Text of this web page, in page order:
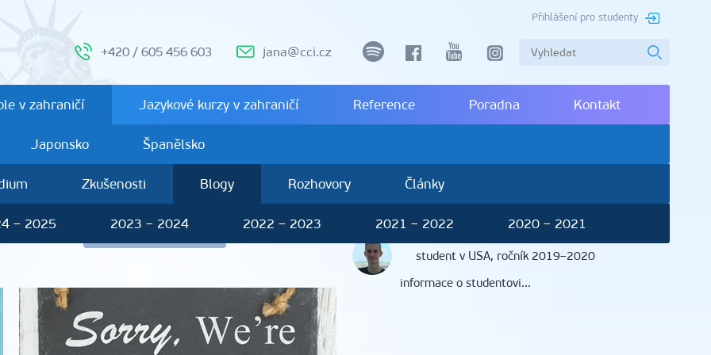
Přihlášení pro studenty
+420 / 605 456 603 jana@cci.cz spotify facebookyoutubeinstagram
v zahraničí Jazykové kurzy v zahraničí Reference Poradna Kontakt
Japonsko Španělsko
Zkušenosti Blogy Rozhovory Články
– 2025 2023 – 2024 2022 – 2023 2021 – 2022 2020 – 2021
Další studenti Blogy
student v USA, ročník 2019–2020
informace o studentovi...